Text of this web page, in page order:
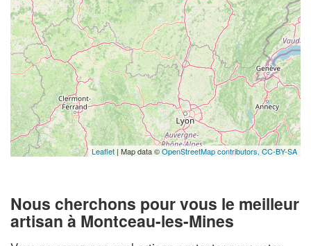
Leaflet | Map data ©OpenStreetMap contributors, CC-BY-SA
Nous cherchons pour vous le meilleur
artisan à Montceau-les-Mines